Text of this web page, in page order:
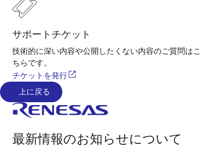
サポートチケット
技術的に深い内容や公開したくない内容のご質問はこ
ちらです。
チケットを発行
上に戻る
最新情報のお知らせについて